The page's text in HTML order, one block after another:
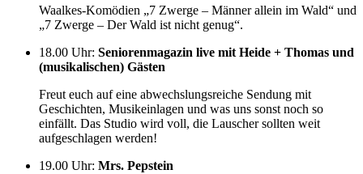
Waalkes-Komödien „7 Zwerge – Männer allein im Wald“ und
„7 Zwerge – Der Wald ist nicht genug“.
18.00 Uhr: Seniorenmagazin live mit Heide + Thomas und
(musikalischen) Gästen
Freut euch auf eine abwechslungsreiche Sendung mit
Geschichten, Musikeinlagen und was uns sonst noch so
einfällt. Das Studio wird voll, die Lauscher sollten weit
aufgeschlagen werden!
19.00 Uhr: Mrs. Pepstein